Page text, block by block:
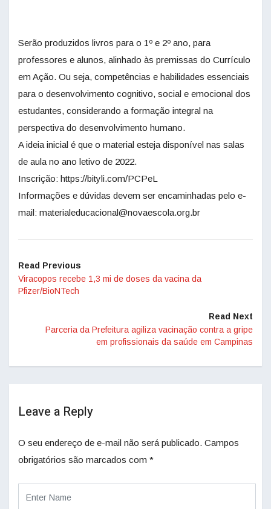
Serão produzidos livros para o 1º e 2º ano, para
professores e alunos, alinhado às premissas do Currículo
em Ação. Ou seja, competências e habilidades essenciais
para o desenvolvimento cognitivo, social e emocional dos
estudantes, considerando a formação integral na
perspectiva do desenvolvimento humano.
A ideia inicial é que o material esteja disponível nas salas
de aula no ano letivo de 2022.
Inscrição: https://bityli.com/PCPeL
Informações e dúvidas devem ser encaminhadas pelo e-
mail: materialeducacional@novaescola.org.br
Read Previous
Viracopos recebe 1,3 mi de doses da vacina da
Pfizer/BioNTech
Read Next
Parceria da Prefeitura agiliza vacinação contra a gripe
em profissionais da saúde em Campinas
Leave a Reply
O seu endereço de e-mail não será publicado. Campos
obrigatórios são marcados com *